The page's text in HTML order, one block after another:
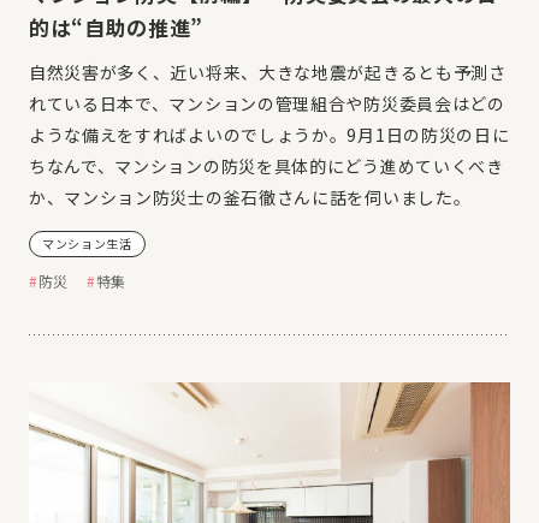
的は“自助の推進”
自然災害が多く、近い将来、大きな地震が起きるとも予測さ
れている日本で、マンションの管理組合や防災委員会はどの
ような備えをすればよいのでしょうか。9月1日の防災の日に
ちなんで、マンションの防災を具体的にどう進めていくべき
か、マンション防災士の釜石徹さんに話を伺いました。
マンション生活
防災 特集